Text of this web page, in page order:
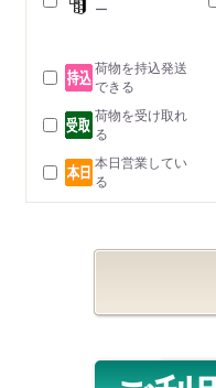
ー
荷物を持込発送
できる
荷物を受け取れ
る
本日営業してい
る